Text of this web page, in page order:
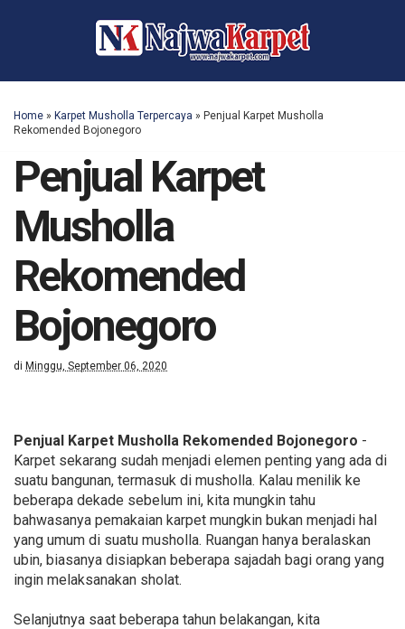
Home » Karpet Musholla Terpercaya » Penjual Karpet Musholla
Rekomended Bojonegoro
Penjual Karpet
Musholla
Rekomended
Bojonegoro
di Minggu, September 06, 2020
Penjual Karpet Musholla Rekomended Bojonegoro -
Karpet sekarang sudah menjadi elemen penting yang ada di
suatu bangunan, termasuk di musholla. Kalau menilik ke
beberapa dekade sebelum ini, kita mungkin tahu
bahwasanya pemakaian karpet mungkin bukan menjadi hal
yang umum di suatu musholla. Ruangan hanya beralaskan
ubin, biasanya disiapkan beberapa sajadah bagi orang yang
ingin melaksanakan sholat.
Selanjutnya saat beberapa tahun belakangan, kita